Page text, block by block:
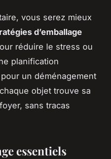
vous serez mieux
d’emballage
réduire le stress ou
planification
un déménagement
objet trouve sa
sans tracas
essentiels